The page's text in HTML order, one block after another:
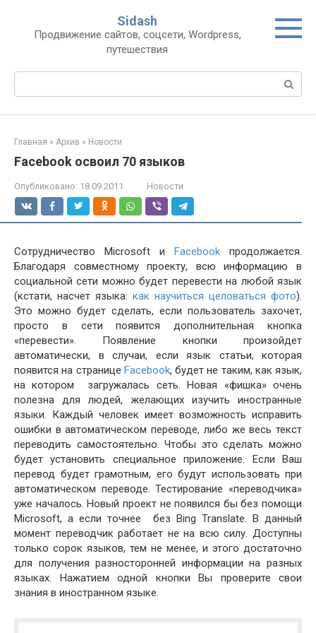
контенту
Sidash
Продвижение сайтов, соцсети, Wordpress,
путешествия
Главная » Архив » Новости
Facebook освоил 70 языков
Опубликовано: 18.09.2011 Новости
Сотрудничество Microsoft и Facebook продолжается.
Благодаря совместному проекту, всю информацию в
социальной сети можно будет перевести на любой язык
(кстати, насчет языка: как научиться целоваться фото).
Это можно будет сделать, если пользователь захочет,
просто в сети появится дополнительная кнопка
«перевести». Появление кнопки произойдет
автоматически, в случаи, если язык статьи, которая
появится на странице Facebook, будет не таким, как язык,
на котором загружалась сеть. Новая «фишка» очень
полезна для людей, желающих изучить иностранные
языки. Каждый человек имеет возможность исправить
ошибки в автоматическом переводе, либо же весь текст
переводить самостоятельно. Чтобы это сделать можно
будет установить специальное приложение. Если Ваш
перевод будет грамотным, его будут использовать при
автоматическом переводе. Тестирование «переводчика»
уже началось. Новый проект не появился бы без помощи
Microsoft, а если точнее без Bing Translate. В данный
момент переводчик работает не на всю силу. Доступны
только сорок языков, тем не менее, и этого достаточно
для получения разносторонней информации на разных
языках. Нажатием одной кнопки Вы проверите свои
знания в иностранном языке.